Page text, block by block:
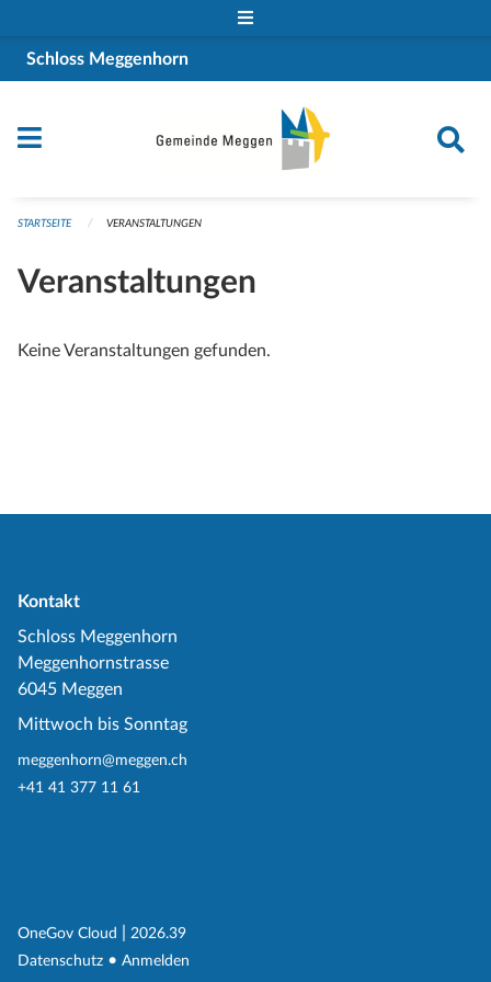
Schloss Meggenhorn
STARTSEITE VERANSTALTUNGEN
Veranstaltungen
Keine Veranstaltungen gefunden.
Kontakt
Schloss Meggenhorn
Meggenhornstrasse
6045 Meggen
Mittwoch bis Sonntag
meggenhorn@meggen.ch
+41 41 377 11 61
OneGov Cloud (External Link)
2026.39
Datenschutz (External Link)
Anmelden